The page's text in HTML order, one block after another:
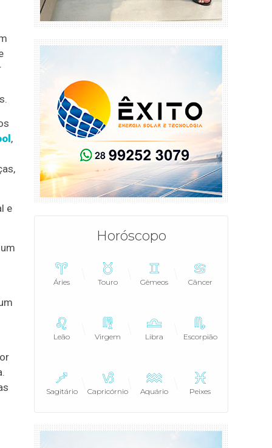
,
e
Horóscopo
Áries Touro Gêmeos Câncer
Leão Virgem Libra Escorpião
Sagitário Capricórnio Aquário Peixes